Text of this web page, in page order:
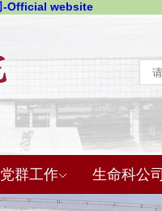
-Official website
党群工作 生命科公司